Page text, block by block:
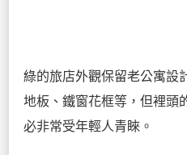
綠的旅店外觀保留老公寓設
地板、鐵窗花框等，但裡頭
必非常受年輕人青睞。